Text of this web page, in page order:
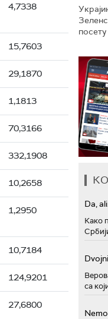
4,7338
15,7603
29,1870
1,1813
70,3166
332,1908
10,2658
1,2950
10,7184
124,9201
27,6800
Da,
Како
са